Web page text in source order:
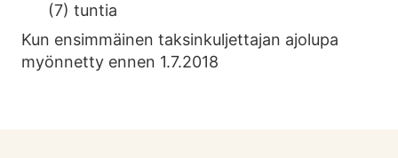
(7) tuntia
Kun ensimmäinen taksinkuljettajan ajolupa
myönnetty ennen 1.7.2018